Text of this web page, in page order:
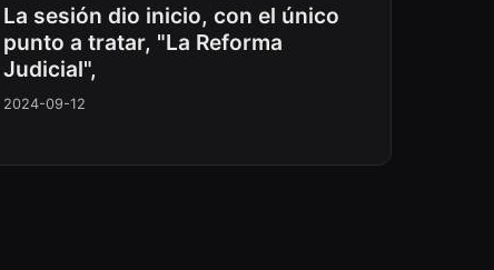
La sesión dio inicio, con el único
punto a tratar, "La Reforma
Judicial",
2024-09-12